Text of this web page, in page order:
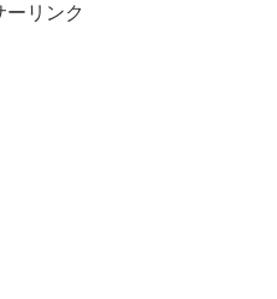
ーリンク